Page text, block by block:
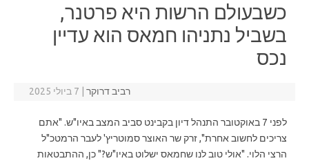
כשבעולם הרשות היא פרטנר,
בשביל נתניהו חמאס הוא עדיין
נכס
רביב דרוקר 7 ביולי 2025
לפני 7 באוקטובר התנהל דיון בקבינט סביב המצב באיו"ש. "אתם
צריכים לחשוב אחרת", זרק שר האוצר סמוטריץ' לעבר הרמטכ"ל
הרצי הלוי. "אולי טוב לנו שחמאס ישלוט באיו"ש?" כן, ההתבטאות